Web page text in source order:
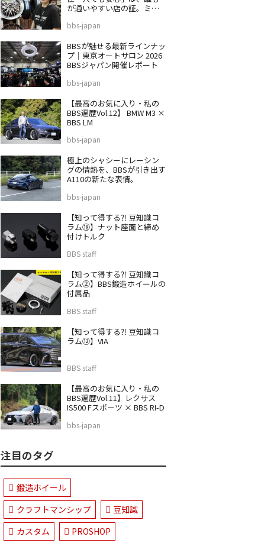
が通いやすい店の証。ミス
ス店
bbs-japan
BBSが魅せる最新ラインナッ
プ｜東京オートサロン 2026
BBSジャパン開催レポート
bbs-japan
【最高のお気に入り・私の
BBS遍歴Vol.12】 BMW M3 ×
BBS LM
bbs-japan
極上のシャシーにレーシン
グの情熱を、BBSが引き出す
A110の新たな表情。
bbs-japan
【知って得する⁈ 豆知識コ
ラム⑱】ナット座面と締め
付けトルク
BBS staff
【知って得する⁈ 豆知識コ
ラム②】BBS鍛造ホイールの
付属品
BBS staff
【知って得する⁈ 豆知識コ
ラム⑫】VIA
BBS staff
【最高のお気に入り・私の
BBS遍歴Vol.11】レクサス
IS500 Fスポーツ × BBS RI-D
bbs-japan
注目のタグ
鍛造ホイール
クラフトマンシップ
豆知識
カスタム
PROSHOP